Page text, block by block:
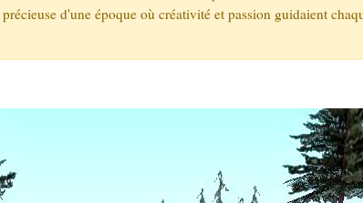
d'une époque où créativité et passion guidaient